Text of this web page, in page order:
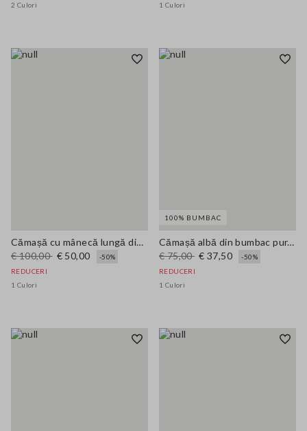
2 Culori
1 Culori
Cămașă cu mânecă lungă din vâscoză pură cu carouri multicolore croi regular
€ 100,00 € 50,00
-50%
REDUCERI
1 Culori
100% BUMBAC
Cămașă albă din bumbac pur, croială regular
€ 75,00 € 37,50
-50%
REDUCERI
1 Culori